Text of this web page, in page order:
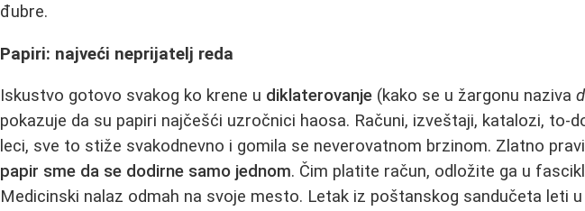
đubre.
Papiri: najveći neprijatelj reda
Iskustvo gotovo svakog ko krene u diklaterovanje (kako se u žargonu naziva
pokazuje da su papiri najčešći uzročnici haosa. Računi, izveštaji, katalozi, to-
leci, sve to stiže svakodnevno i gomila se neverovatnom brzinom. Zlatno
papir sme da se dodirne samo jednom. Čim platite račun, odložite ga u
Medicinski nalaz odmah na svoje mesto. Letak iz poštanskog sandučeta leti